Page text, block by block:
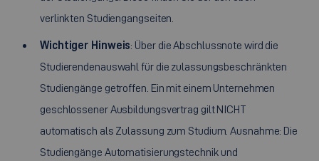
verlinkten Studiengangseiten.
Wichtiger Hinweis: Über die Abschlussnote wird die
Studierendenauswahl für die zulassungsbeschränkten
Studiengänge getroffen. Ein mit einem Unternehmen
geschlossener Ausbildungsvertrag gilt NICHT
automatisch als Zulassung zum Studium. Ausnahme: Die
Studiengänge Automatisierungstechnik und